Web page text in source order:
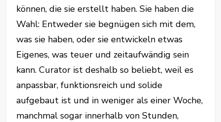
können, die sie erstellt haben. Sie haben die
Wahl: Entweder sie begnügen sich mit dem,
was sie haben, oder sie entwickeln etwas
Eigenes, was teuer und zeitaufwändig sein
kann. Curator ist deshalb so beliebt, weil es
anpassbar, funktionsreich und solide
aufgebaut ist und in weniger als einer Woche,
manchmal sogar innerhalb von Stunden,